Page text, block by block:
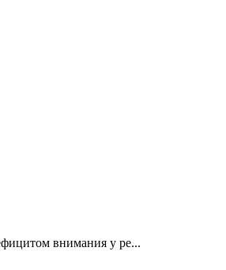
внимания у ре...